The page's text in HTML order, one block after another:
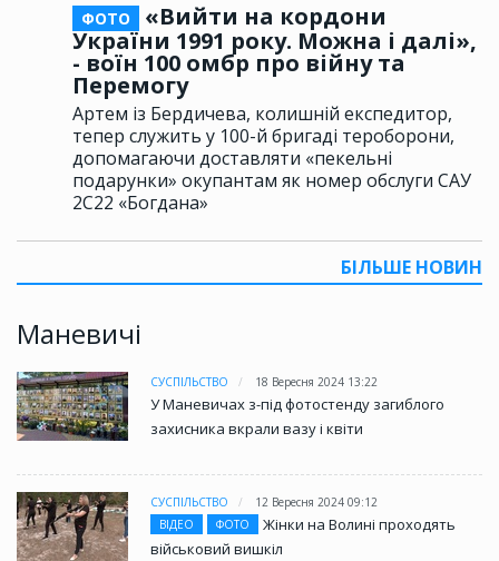
ФОТО
«Вийти на кордони
України 1991 року. Можна і далі»,
- воїн 100 омбр про війну та
Перемогу
Артем із Бердичева, колишній експедитор,
тепер служить у 100-й бригаді тероборони,
допомагаючи доставляти «пекельні
подарунки» окупантам як номер обслуги САУ
2С22 «Богдана»
БІЛЬШЕ НОВИН
Маневичі
СУСПІЛЬСТВО 18 Вересня 2024 13:22
У Маневичах з-під фотостенду загиблого
захисника вкрали вазу і квіти
СУСПІЛЬСТВО
12 Вересня 2024 09:12
ВІДЕО
ФОТО
Жінки на Волині проходять
військовий вишкіл